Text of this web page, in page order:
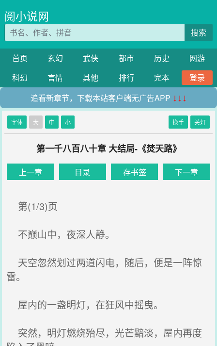
阅小说网
搜索
首页 玄幻 武侠 都市 历史
网游
科幻
言情 其他 排行 完本
登录
追看新章节，下载本站客户端无广告APP ↓↓↓
字体 大 中 小 换手 关灯
第一千八百八十章 大结局-《焚天路》
上一章 目录 存书签 下一章
第(1/3)页
不巅山中，夜深人静。
天空忽然划过两道闪电，随后，便是一阵惊
雷。
屋内的一盏明灯，在狂风中摇曳。
突然，明灯燃烧殆尽，光芒黯淡，屋内再度